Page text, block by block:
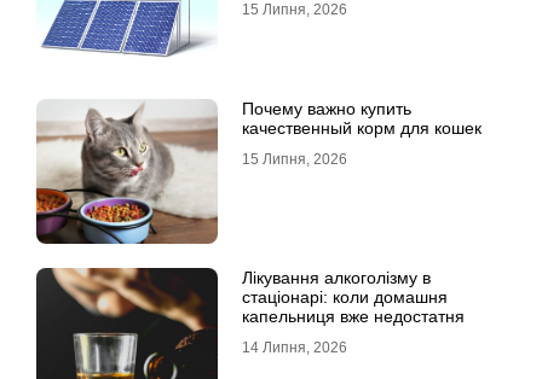
15 Липня, 2026
Почему важно купить
качественный корм для кошек
15 Липня, 2026
Лікування алкоголізму в
стаціонарі: коли домашня
капельниця вже недостатня
14 Липня, 2026